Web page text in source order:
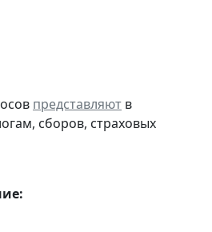
представляют в
сборов, страховых